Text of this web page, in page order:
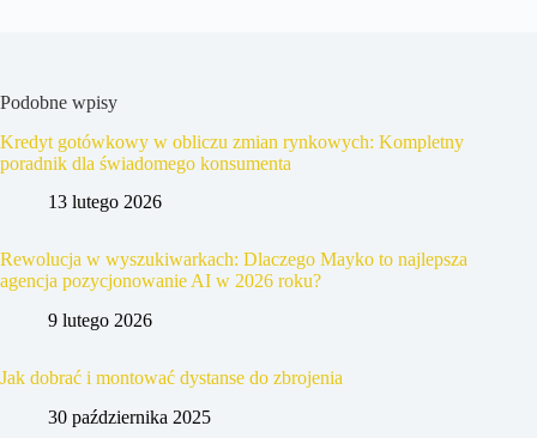
Podobne wpisy
Kredyt gotówkowy w obliczu zmian rynkowych: Kompletny
poradnik dla świadomego konsumenta
13 lutego 2026
Rewolucja w wyszukiwarkach: Dlaczego Mayko to najlepsza
agencja pozycjonowanie AI w 2026 roku?
9 lutego 2026
Jak dobrać i montować dystanse do zbrojenia
30 października 2025